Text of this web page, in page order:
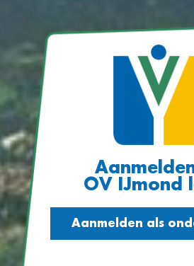
OV IJmond
Aanmelden als